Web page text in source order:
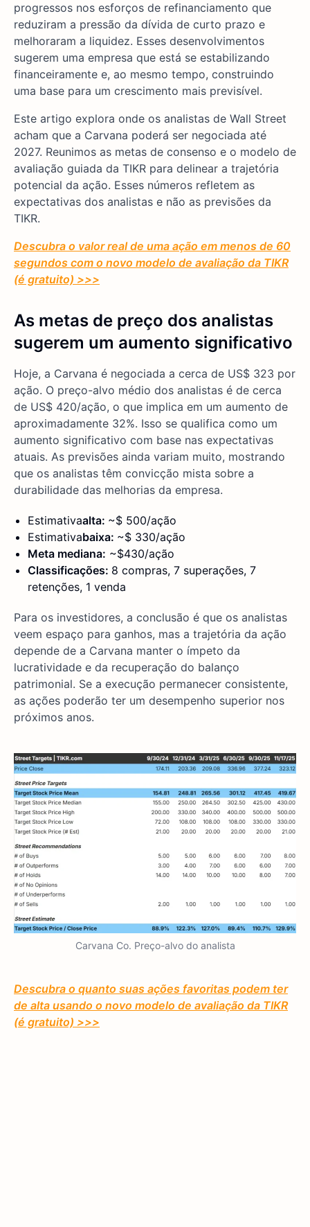
progressos nos esforços de refinanciamento que
reduziram a pressão da dívida de curto prazo e
melhoraram a liquidez. Esses desenvolvimentos
sugerem uma empresa que está se estabilizando
financeiramente e, ao mesmo tempo, construindo
uma base para um crescimento mais previsível.
Este artigo explora onde os analistas de Wall Street
acham que a Carvana poderá ser negociada até
2027. Reunimos as metas de consenso e o modelo de
avaliação guiada da TIKR para delinear a trajetória
potencial da ação. Esses números refletem as
expectativas dos analistas e não as previsões da
TIKR.
Descubra o valor real de uma ação em menos de 60
segundos com o novo modelo de avaliação da TIKR
(é gratuito) >>>
As metas de preço dos analistas
sugerem um aumento significativo
Hoje, a Carvana é negociada a cerca de US$ 323 por
ação. O preço-alvo médio dos analistas é de cerca
de US$ 420/ação, o que implica em um aumento de
aproximadamente 32%. Isso se qualifica como um
aumento significativo com base nas expectativas
atuais. As previsões ainda variam muito, mostrando
que os analistas têm convicção mista sobre a
durabilidade das melhorias da empresa.
Estimativaalta: ~$ 500/ação
Estimativabaixa: ~$ 330/ação
Meta mediana: ~$430/ação
Classificações: 8 compras, 7 superações, 7
retenções, 1 venda
Para os investidores, a conclusão é que os analistas
veem espaço para ganhos, mas a trajetória da ação
depende de a Carvana manter o ímpeto da
lucratividade e da recuperação do balanço
patrimonial. Se a execução permanecer consistente,
as ações poderão ter um desempenho superior nos
próximos anos.
Carvana Co. Preço-alvo do analista
Descubra o quanto suas ações favoritas podem ter
de alta usando o novo modelo de avaliação da TIKR
(é gratuito) >>>